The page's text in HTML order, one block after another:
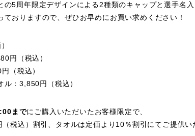
の5周年限定デザインによる2種類のキャップと選手名入
ておりますので、ぜひお早めにお買い求めください！
円（税込）
（税込）
ル：3,850円（税込）
までにご購入いただいたお客様限定で、
税込）割引、タオルは定価より10％割引にてご提供い